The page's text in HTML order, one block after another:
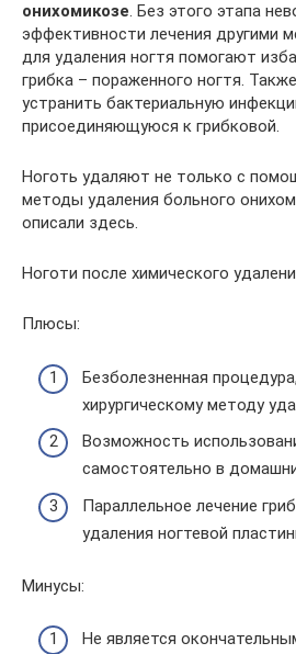
онихомикозе. Без этого этапа
эффективности лечения другими
для удаления ногтя помогают
грибка – пораженного ногтя.
устранить бактериальную
присоединяющуюся к грибковой.
Ноготь удаляют не только с
методы удаления больного
описали здесь.
Ноготи после химического
Плюсы:
Безболезненная
хирургическому методу
Возможность
самостоятельно в
Параллельное лечение
удаления ногтевой
Минусы:
Не является